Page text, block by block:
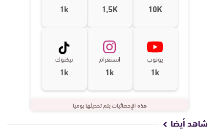
10K
1,5K
1k
يوتوب
1k
انستغرام
1k
تيكتوك
1k
هذه الإحصائيات يتم تحديثها يوميا
شاهد أيضا